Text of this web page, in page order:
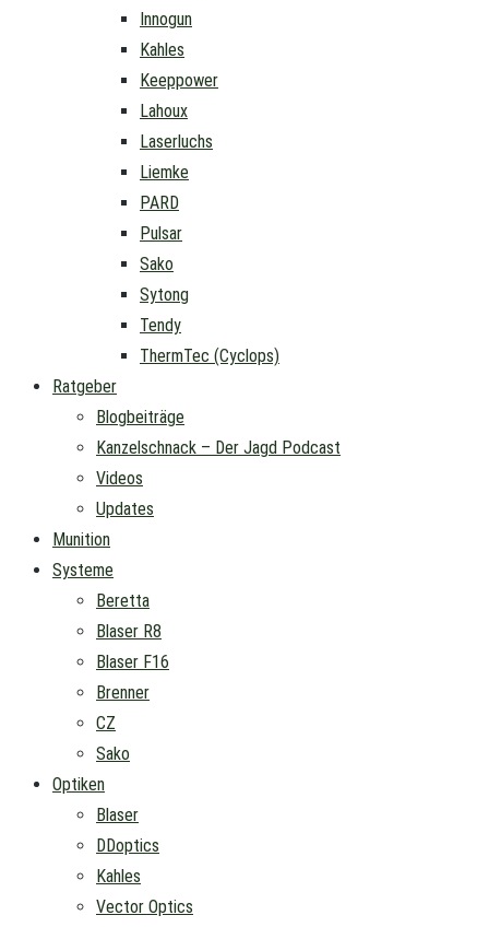
Innogun
Kahles
Keeppower
Lahoux
Laserluchs
Liemke
PARD
Pulsar
Sako
Sytong
Tendy
ThermTec (Cyclops)
Ratgeber
Blogbeiträge
Kanzelschnack – Der Jagd Podcast
Videos
Updates
Munition
Systeme
Beretta
Blaser R8
Blaser F16
Brenner
CZ
Sako
Optiken
Blaser
DDoptics
Kahles
Vector Optics